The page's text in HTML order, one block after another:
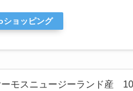
ショッピング
モスニュージーランド産